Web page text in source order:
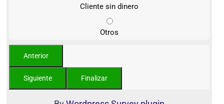
Cliente sin dinero
Otros